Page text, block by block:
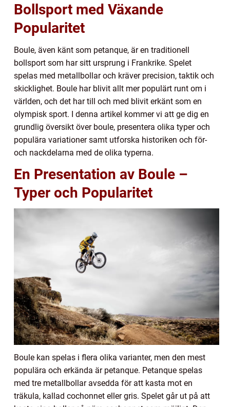
Bollsport med Växande
Popularitet
Boule, även känt som petanque, är en traditionell
bollsport som har sitt ursprung i Frankrike. Spelet
spelas med metallbollar och kräver precision, taktik och
skicklighet. Boule har blivit allt mer populärt runt om i
världen, och det har till och med blivit erkänt som en
olympisk sport. I denna artikel kommer vi att ge dig en
grundlig översikt över boule, presentera olika typer och
populära variationer samt utforska historiken och för-
och nackdelarna med de olika typerna.
En Presentation av Boule –
Typer och Popularitet
Boule kan spelas i flera olika varianter, men den mest
populära och erkända är petanque. Petanque spelas
med tre metallbollar avsedda för att kasta mot en
träkula, kallad cochonnet eller gris. Spelet går ut på att